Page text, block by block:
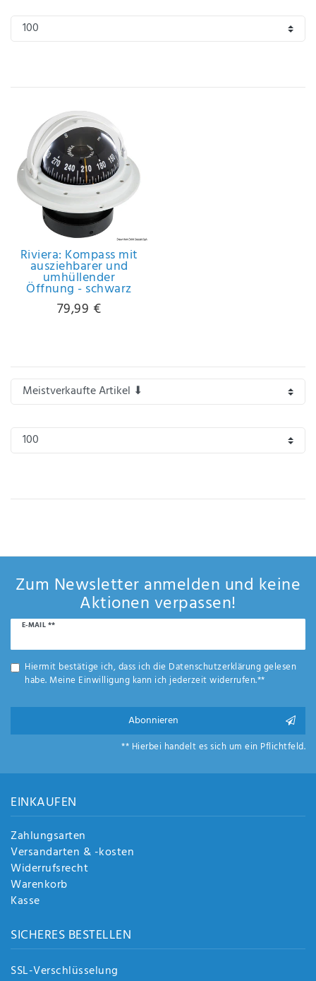
IHRE E-MAIL ADRESSE
Hiermit
bestätige
ich, dass
ich die
Daten­
schutz­
erklärung
gelesen
habe.*
n
Riviera: Kompass mit
ausziehbarer und
umhüllender
Öffnung - schwarz
79,99 €
Zum Newsletter anmelden und keine
Aktionen verpassen!
E-MAIL **
Newsletter
Hiermit bestätige ich, dass ich die Daten­schutz­erklärunggelesen
habe. Meine Einwilligung kann ich jederzeit widerrufen.**
Abonnieren
** Hierbei handelt es sich um ein Pflichtfeld.
EINKAUFEN
Zahlungsarten
Versandarten & -kosten
Widerrufsrecht
Warenkorb
Kasse
SICHERES BESTELLEN
SSL-Verschlüsselung